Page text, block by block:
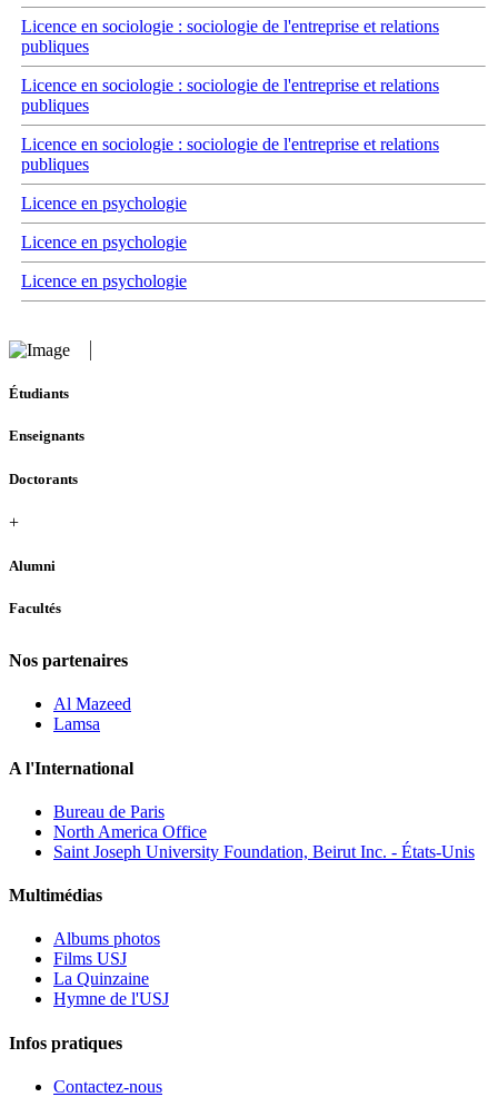
Licence en sociologie : sociologie de l'entreprise et relations
publiques
Licence en sociologie : sociologie de l'entreprise et relations
publiques
Licence en sociologie : sociologie de l'entreprise et relations
publiques
Licence en psychologie
Licence en psychologie
Licence en psychologie
Étudiants
Enseignants
Doctorants
+
Alumni
Facultés
Nos partenaires
Al Mazeed
Lamsa
A l'International
Bureau de Paris
North America Office
Saint Joseph University Foundation, Beirut Inc. - États-Unis
Multimédias
Albums photos
Films USJ
La Quinzaine
Hymne de l'USJ
Infos pratiques
Contactez-nous